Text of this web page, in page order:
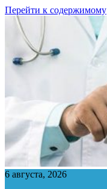
Перейти к содержимому
6 августа, 2026